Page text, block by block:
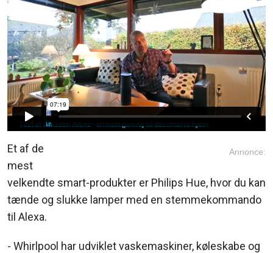
Annonce:
Et af de
mest
velkendte smart-produkter er Philips Hue, hvor du kan
tænde og slukke lamper med en stemmekommando
til Alexa.
- Whirlpool har udviklet vaskemaskiner, køleskabe og